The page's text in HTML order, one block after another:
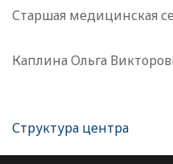
Старшая
Каплина
Структура центра